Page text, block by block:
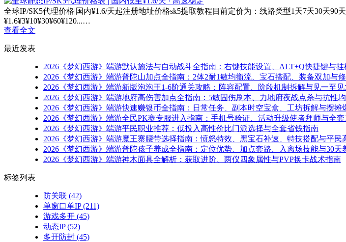
全球IP/SK5代理价格|国内¥1.6/天起注册地址价格sk5提取教程目前定价为：线路类型1天7天30天90
¥1.6¥3¥10¥30¥60¥120...…
查看全文
最近发表
2026《梦幻西游》端游默认施法与自动战斗全指南：右键技能设置、ALT+Q快捷键与挂
2026《梦幻西游》端游普陀山加点全指南：2体2耐1敏均衡流、宝石搭配、装备双加与
2026《梦幻西游》端游新版泡泡王1-6阶通关攻略：阵容配置、阶段机制拆解与见一至
2026《梦幻西游》端游地府高伤害加点全指南：5敏固伤刷本、力地府夜战点杀与抗性
2026《梦幻西游》端游快速赚银币全指南：日常任务、副本时空宝盒、工坊拆解与摆摊
2026《梦幻西游》端游全民PK赛专服进入指南：手机号验证、活动升级使者拜师与全
2026《梦幻西游》端游平民职业推荐：低投入高性价比门派选择与全套省钱指南
2026《梦幻西游》端游魔王寨腰带选择指南：愤怒特效、黑宝石补速、特技搭配与平民
2026《梦幻西游》端游普陀孩子养成全指南：定位优势、加点套路、入离场技能与30天
2026《梦幻西游》端游神木面具全解析：获取进阶、两仪四象属性与PVP换卡战术指南
标签列表
防关联 (42)
单窗口单IP(211)
游戏多开 (45)
动态IP(52)
多开防封 (45)